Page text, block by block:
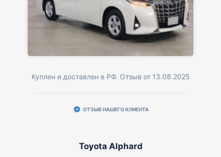
Куплен и доставлен в РФ. Отзыв от 13.08.2025
ОТЗЫВ НАШЕГО КЛИЕНТА
Toyota Alphard